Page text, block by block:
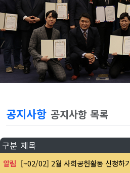
공지사항 공지사항 목록
구분 제목
알림 [~02/02] 2월 사회공헌활동 신청하